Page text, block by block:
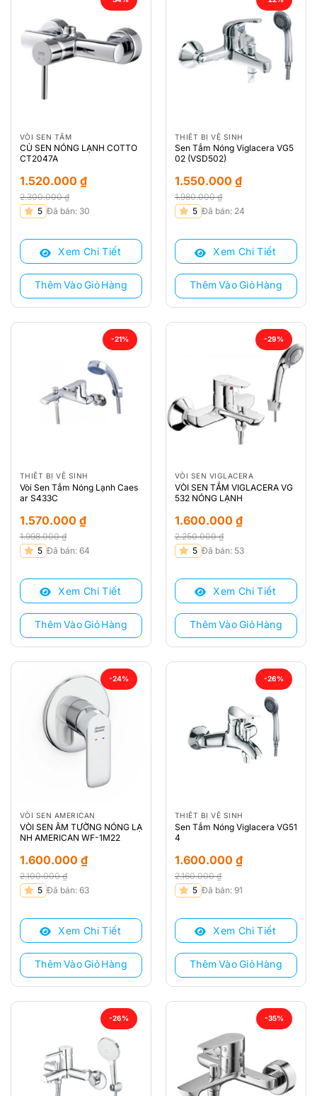
VÒI SEN TẮM
CỦ SEN NÓNG LẠNH COTTO
CT2047A
2.300.000₫
Giá
là:
2.300.000 ₫.
1.520.000 ₫
Giá
tại
1.520.000 ₫.
5 Đã bán: 30
Xem Chi Tiết
Thêm Vào Giỏ Hàng
THIẾT BỊ VỆ SINH
Sen Tắm Nóng Viglacera VG5
02 (VSD502)
1.980.000₫
Giá
là:
1.980.000 ₫.
1.550.000 ₫
Giá
tại
1.550.000 ₫.
5 Đã bán: 24
Xem Chi Tiết
Thêm Vào Giỏ Hàng
-21%
THIẾT BỊ VỆ SINH
Vòi Sen Tắm Nóng Lạnh Caes
ar S433C
1.998.000₫
Giá
là:
1.998.000 ₫.
1.570.000 ₫
Giá
tại
1.570.000 ₫.
5 Đã bán: 64
Xem Chi Tiết
Thêm Vào Giỏ Hàng
-29%
VÒI SEN VIGLACERA
VÒI SEN TẮM VIGLACERA VG
532 NÓNG LẠNH
2.250.000₫
Giá
là:
2.250.000 ₫.
1.600.000 ₫
Giá
tại
1.600.000 ₫.
5 Đã bán: 53
Xem Chi Tiết
Thêm Vào Giỏ Hàng
-24%
VÒI SEN AMERICAN
VÒI SEN ÂM TƯỜNG NÓNG LẠ
NH AMERICAN WF-1M22
2.100.000₫
Giá
là:
2.100.000 ₫.
1.600.000 ₫
Giá
tại
1.600.000 ₫.
5 Đã bán: 63
Xem Chi Tiết
Thêm Vào Giỏ Hàng
-26%
THIẾT BỊ VỆ SINH
Sen Tắm Nóng Viglacera VG51
4
2.160.000₫
Giá
là:
2.160.000 ₫.
1.600.000 ₫
Giá
tại
1.600.000 ₫.
5 Đã bán: 91
Xem Chi Tiết
Thêm Vào Giỏ Hàng
-26% -35%